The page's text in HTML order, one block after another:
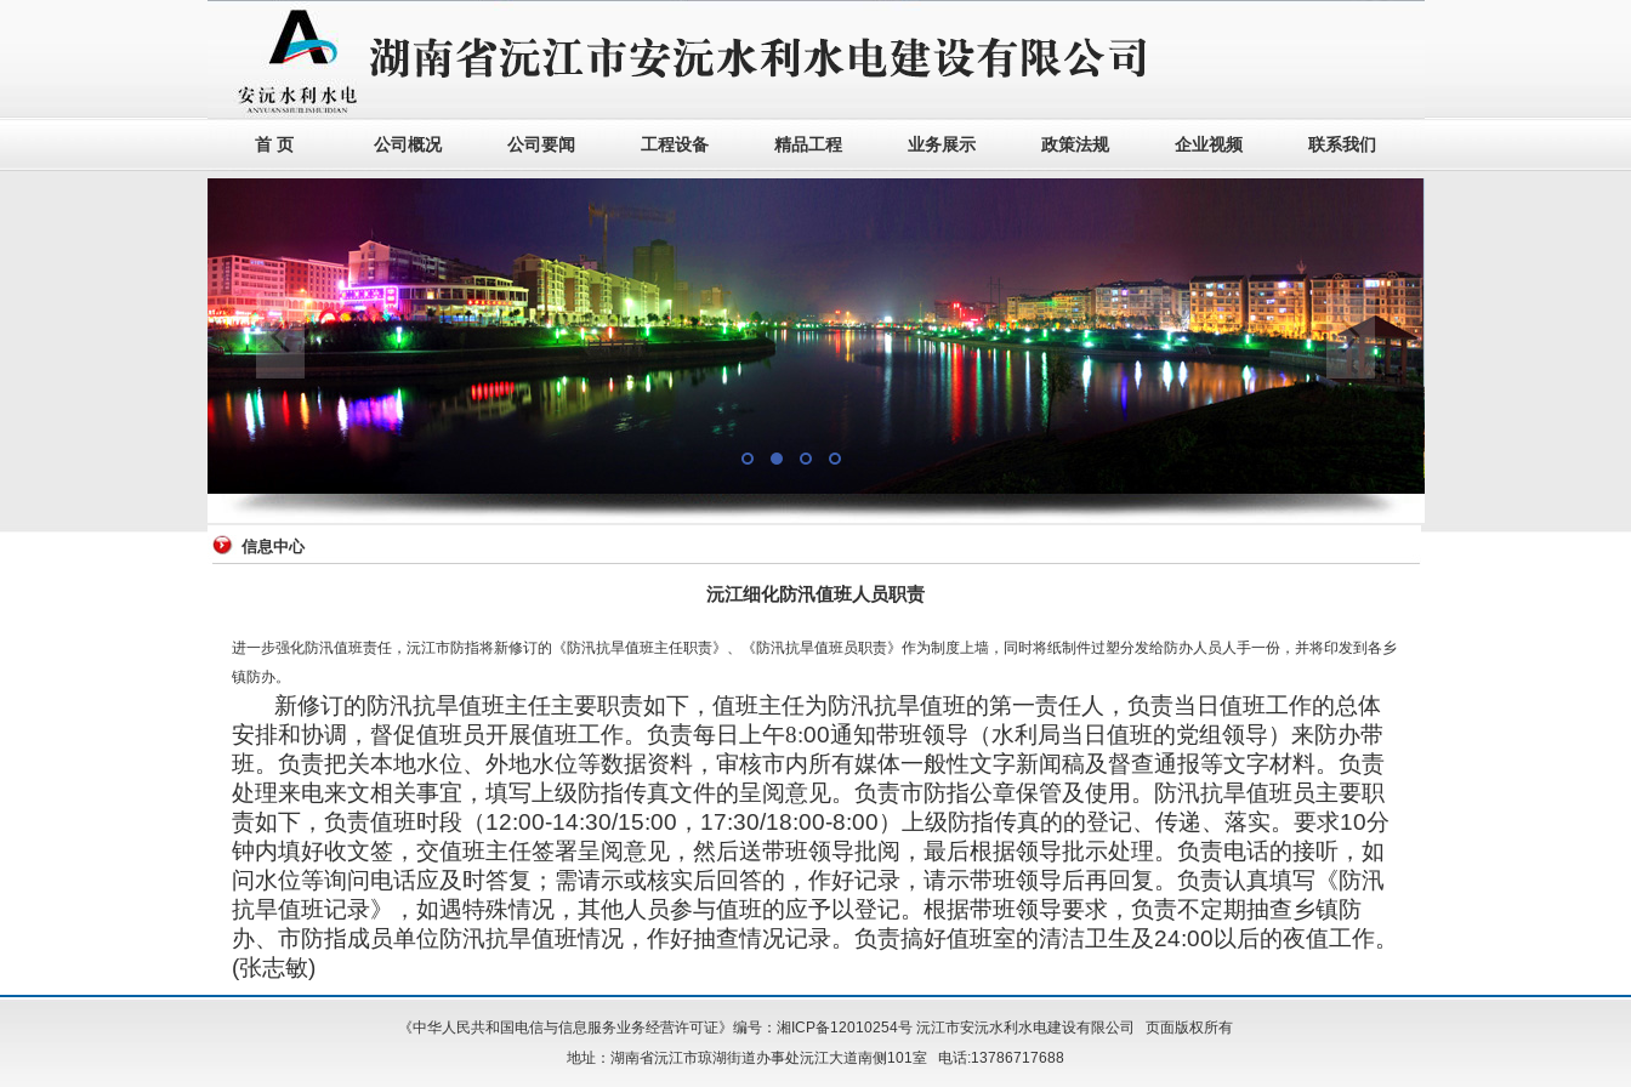
首 页 公司概况 公司要闻 工程设备 精品工程 业务展示 政策法规 企业视频 联系我们
信息中心
沅江细化防汛值班人员职责
进一步强化防汛值班责任，沅江市防指将新修订的《防汛抗旱值班主任职责》、《防汛抗旱值班员职责》作为制度上墙，同时将纸制件过塑分发给防办人员人手一份，并将印发到各乡
镇防办。
新修订的防汛抗旱值班主任主要职责如下，值班主任为防汛抗旱值班的第一责任人，负责当日值班工作的总体
安排和协调，督促值班员开展值班工作。负责每日上午8:00通知带班领导（水利局当日值班的党组领导）来防办带
班。负责把关本地水位、外地水位等数据资料，审核市内所有媒体一般性文字新闻稿及督查通报等文字材料。负责
处理来电来文相关事宜，填写上级防指传真文件的呈阅意见。负责市防指公章保管及使用。防汛抗旱值班员主要职
责如下，负责值班时段（12:00-14:30/15:00 ， 17:30/18:00-8:00）上级防指传真的的登记、传递、落实。要求10分
钟内填好收文签，交值班主任签署呈阅意见，然后送带班领导批阅，最后根据领导批示处理。负责电话的接听，如
问水位等询问电话应及时答复；需请示或核实后回答的，作好记录，请示带班领导后再回复。负责认真填写《防汛
抗旱值班记录》，如遇特殊情况，其他人员参与值班的应予以登记。根据带班领导要求，负责不定期抽查乡镇防
办、市防指成员单位防汛抗旱值班情况，作好抽查情况记录。负责搞好值班室的清洁卫生及24:00以后的夜值工作。
(张志敏)
《中华人民共和国电信与信息服务业务经营许可证》编号：湘ICP备12010254号 沅江市安沅水利水电建设有限公司 页面版权所有
地址：湖南省沅江市琼湖街道办事处沅江大道南侧101室 电话:13786717688